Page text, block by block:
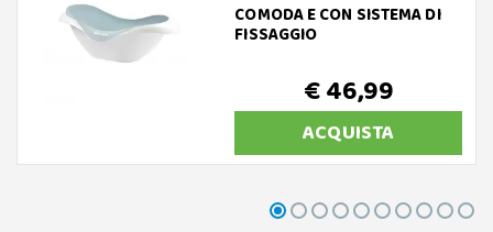
COMODA E CON SISTEMA DI
FISSAGGIO
€ 46,99
ACQUISTA